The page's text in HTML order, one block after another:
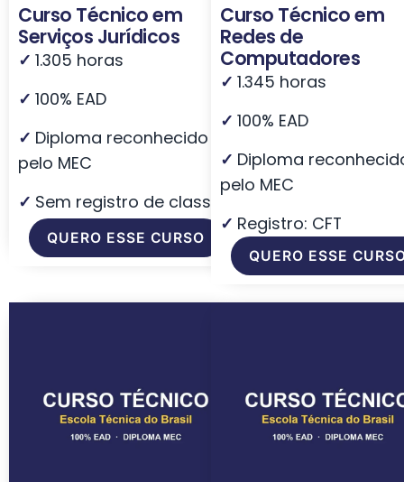
Curso Técnico em
Serviços Jurídicos
✓ 1.305 horas
✓ 100% EAD
✓ Diploma reconhecido
pelo MEC
✓ Sem registro de classe
QUERO ESSE CURSO
Curso Técnico em
Redes de
Computadores
✓ 1.345 horas
✓ 100% EAD
✓ Diploma
pelo MEC
✓ Registro: CFT
QUERO ESSE